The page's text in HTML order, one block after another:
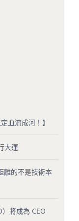
血流成河！】
大運
離的不是技術本
將成為 CEO